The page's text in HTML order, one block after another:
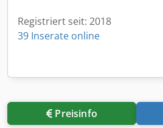
Registriert seit: 2018
39 Inserate online
Preisinfo